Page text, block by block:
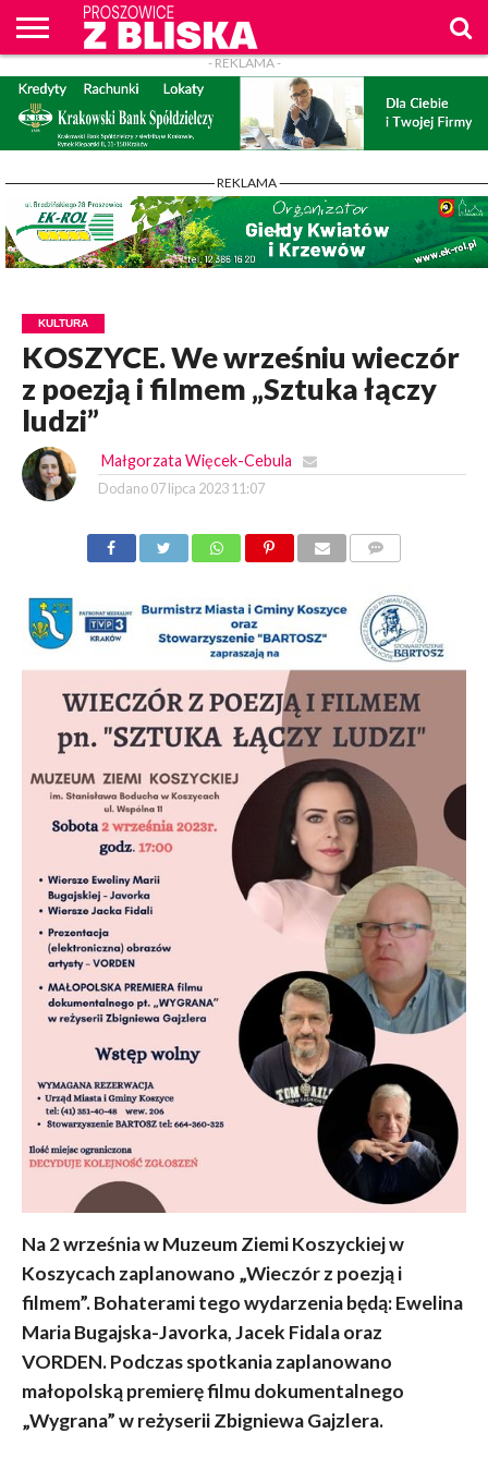
O
NAS
WIADOMOŚCI
ZAPYTAM
WPROST
CENNIK
REKLAM
PROSZOWICE
Z BLISKA
KONTAKT
- REKLAMA -
- REKLAMA -
KULTURA
KOSZYCE. We wrześniu wieczór
z poezją i filmem „Sztuka łączy
ludzi”
Małgorzata Więcek-Cebula
Dodano 07 lipca 2023 11:07
Na 2 września w Muzeum Ziemi Koszyckiej w
Koszycach zaplanowano „Wieczór z poezją i
filmem”. Bohaterami tego wydarzenia będą: Ewelina
Maria Bugajska-Javorka, Jacek Fidala oraz
VORDEN. Podczas spotkania zaplanowano
małopolską premierę filmu dokumentalnego
„Wygrana” w reżyserii Zbigniewa Gajzlera.